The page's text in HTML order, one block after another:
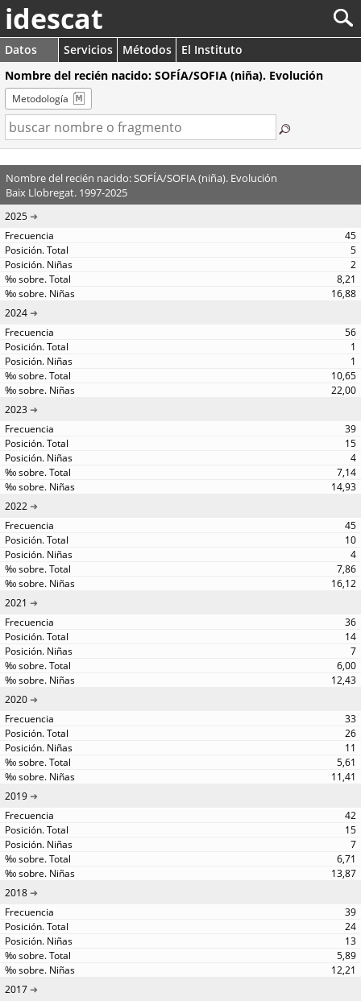
idescat
Datos Servicios Métodos
El Instituto
Nombre del recién nacido: SOFÍA/SOFIA (niña). Evolución
Metodología
Nombre del recién nacido: SOFÍA/SOFIA (niña). Evolución
Baix Llobregat. 1997-2025
2025
45
5
2
8,21
16,88
2024
56
1
1
10,65
22,00
2023
39
15
4
7,14
14,93
2022
45
10
4
7,86
16,12
2021
36
14
7
6,00
12,43
2020
33
26
11
5,61
11,41
2019
42
15
7
6,71
13,87
2018
39
24
13
5,89
12,21
2017